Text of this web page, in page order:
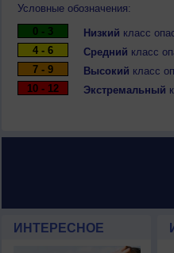
Условные обозначения:
0 - 3
Низкий класс
4 - 6
Средний класс
7 - 9
Высокий класс
10 - 12
Экстремальный
ИНТЕРЕСНОЕ